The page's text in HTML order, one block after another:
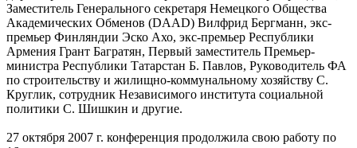
Заместитель Генерального секретаря Немецкого Общества
Академических Обменов (DAAD) Вилфрид Бергманн, экс-
премьер Финляндии Эско Ахо, экс-премьер Республики
Армения Грант Багратян, Первый заместитель Премьер-
министра Республики Татарстан Б. Павлов, Руководитель ФА
по строительству и жилищно-коммунальному хозяйству С.
Круглик, сотрудник Независимого института социальной
политики С. Шишкин и другие.
27 октября 2007 г. конференция продолжила свою работу по